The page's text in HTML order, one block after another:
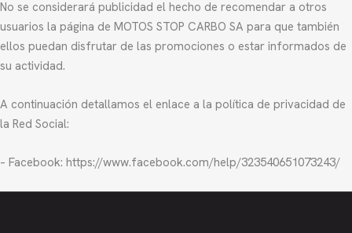
No se considerará publicidad el hecho de recomendar a otros
usuarios la página de MOTOS STOP CARBO SA para que también
ellos puedan disfrutar de las promociones o estar informados de
su actividad.
A continuación detallamos el enlace a la política de privacidad de
la Red Social:
– Facebook: https://www.facebook.com/help/323540651073243/